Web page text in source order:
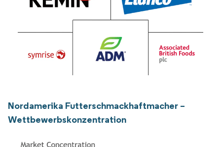
Nordamerika Futterschmackhaftmacher –
Wettbewerbskonzentration